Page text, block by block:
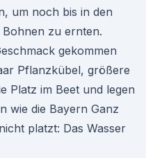
um noch bis in den
zu ernten.
gekommen
Pflanzkübel, größere
Platz im Beet und legen
wie die Bayern Ganz
platzt: Das Wasser